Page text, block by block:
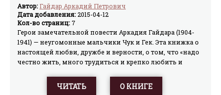
Автор:Гайдар Аркадий Петрович
Дата добавления:2015-04-12
Кол-во страниц: 7
Герои замечательной повести Аркадия Гайдара (1904-
1941) — неугомонные мальчики Чук и Гек. Эта книжка о
настоящей любви, дружбе и верности, о том, что «надо
честно жить, много трудиться и крепко любить и
ЧИТАТЬ О КНИГЕ